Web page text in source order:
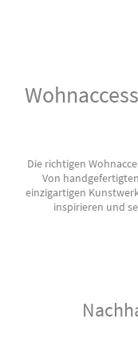
Die richtigen
Von
einzigartigen
inspirieren und